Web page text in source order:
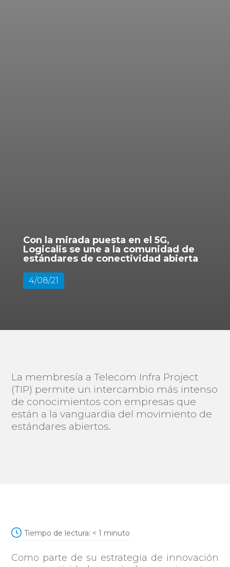
Con la mirada puesta en el 5G,
Logicalis se une a la comunidad de
estándares de conectividad abierta
4/08/21
La membresía a Telecom Infra Project
(TIP) permite un intercambio más intenso
de conocimientos con empresas que
están a la vanguardia del movimiento de
estándares abiertos.
Tiempo de lectura: < 1 minuto
Como parte de su estrategia de innovación